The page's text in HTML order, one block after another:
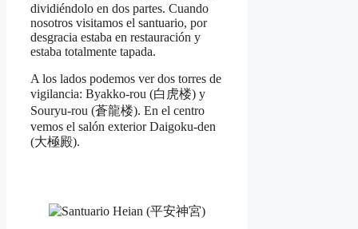
dividiéndolo en dos partes. Cuando
nosotros visitamos el santuario, por
desgracia estaba en restauración y
estaba totalmente tapada.
A los lados podemos ver dos torres de
vigilancia: Byakko-rou (白虎楼) y
Souryu-rou (蒼龍楼). En el centro
vemos el salón exterior Daigoku-den
(大極殿).